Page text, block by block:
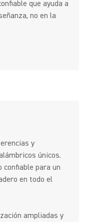
que ayuda a
no en la
y
únicos.
para un
en todo el
ampliadas y